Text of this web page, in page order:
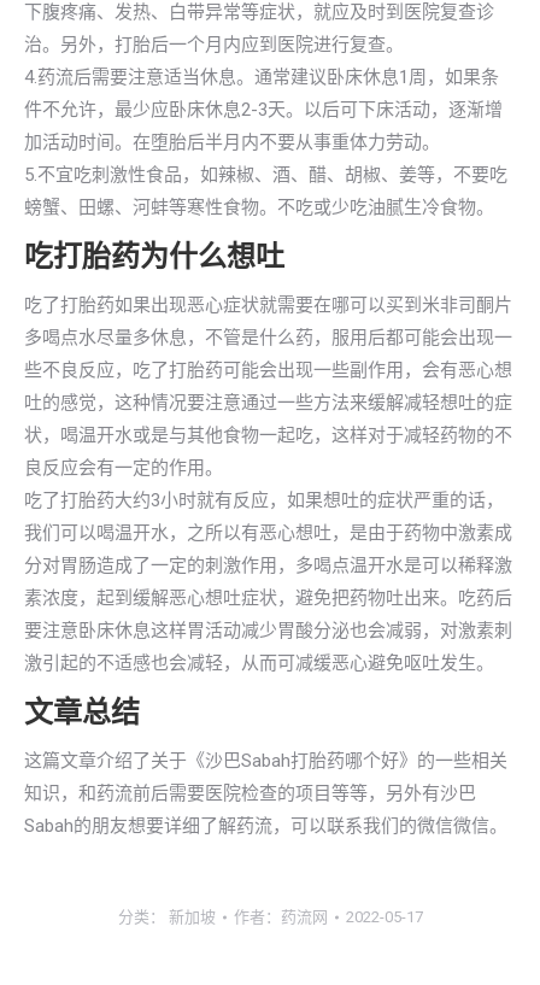
下腹疼痛、发热、白带异常等症状，就应及时到医院复查诊
治。另外，打胎后一个月内应到医院进行复查。
4.药流后需要注意适当休息。通常建议卧床休息1周，如果条
件不允许，最少应卧床休息2-3天。以后可下床活动，逐渐增
加活动时间。在堕胎后半月内不要从事重体力劳动。
5.不宜吃刺激性食品，如辣椒、酒、醋、胡椒、姜等，不要吃
螃蟹、田螺、河蚌等寒性食物。不吃或少吃油腻生冷食物。
吃打胎药为什么想吐
吃了打胎药如果出现恶心症状就需要在哪可以买到米非司酮片
多喝点水尽量多休息，不管是什么药，服用后都可能会出现一
些不良反应，吃了打胎药可能会出现一些副作用，会有恶心想
吐的感觉，这种情况要注意通过一些方法来缓解减轻想吐的症
状，喝温开水或是与其他食物一起吃，这样对于减轻药物的不
良反应会有一定的作用。
吃了打胎药大约3小时就有反应，如果想吐的症状严重的话，
我们可以喝温开水，之所以有恶心想吐，是由于药物中激素成
分对胃肠造成了一定的刺激作用，多喝点温开水是可以稀释激
素浓度，起到缓解恶心想吐症状，避免把药物吐出来。吃药后
要注意卧床休息这样胃活动减少胃酸分泌也会减弱，对激素刺
激引起的不适感也会减轻，从而可减缓恶心避免呕吐发生。
文章总结
这篇文章介绍了关于《沙巴Sabah打胎药哪个好》的一些相关
知识，和药流前后需要医院检查的项目等等，另外有沙巴
Sabah的朋友想要详细了解药流，可以联系我们的微信微信。
分类： 新加坡 作者： 药流网 2022-05-17